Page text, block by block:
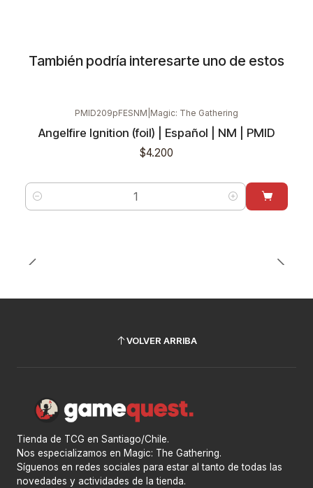
También podría interesarte uno de estos
PMID209pFESNM Magic: The Gathering
Angelfire Ignition (foil) | Español | NM | PMID
$4.200
Cantidad
VOLVER ARRIBA
Tienda de TCG en Santiago/Chile.
Nos especializamos en Magic: The Gathering.
Síguenos en redes sociales para estar al tanto de todas las
novedades y actividades de la tienda.